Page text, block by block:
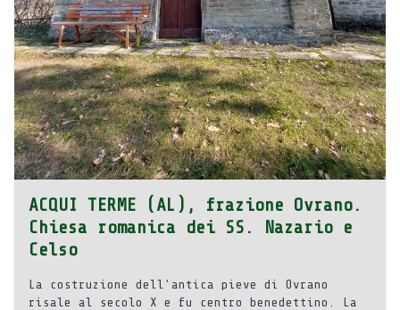
ACQUI TERME (AL), frazione Ovrano.
Chiesa romanica dei SS. Nazario e
Celso
La costruzione dell’antica pieve di Ovrano
risale al secolo X e fu centro benedettino. La